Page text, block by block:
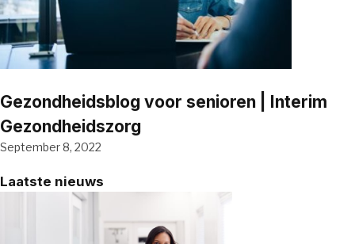
Gezondheidsblog voor senioren | Interim
Gezondheidszorg
September 8, 2022
Laatste nieuws